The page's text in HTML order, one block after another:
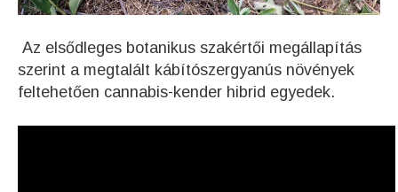
Az elsődleges botanikus szakértői megállapítás
szerint a megtalált kábítószergyanús növények
feltehetően cannabis-kender hibrid egyedek.